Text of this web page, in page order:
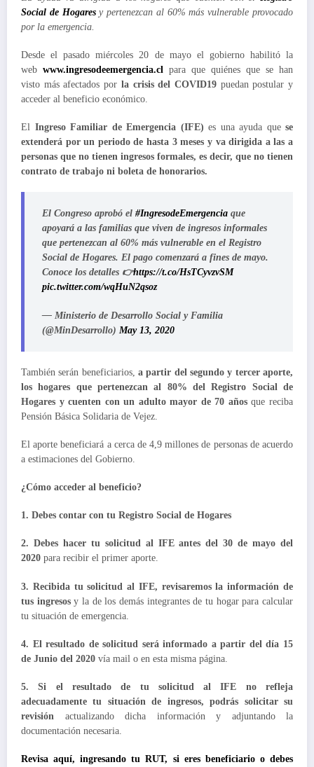
Social de Hogaresy pertenezcan al 60% más vulnerable provocado
por la emergencia.
Desde el pasado miércoles 20 de mayo el gobierno habilitó la
web www.ingresodeemergencia.cl
para que quiénes que se han
visto más afectados por la crisis del COVID19 puedan postular y
acceder al beneficio económico.
El Ingreso Familiar de Emergencia (IFE) es una ayuda que se
extenderá por un periodo de hasta 3 meses y va dirigida a las a
personas que no tienen ingresos formales, es decir, que no tienen
contrato de trabajo ni boleta de honorarios.
El Congreso aprobó el #IngresodeEmergencia que
apoyará a las familias que viven de ingresos informales
que pertenezcan al 60% más vulnerable en el Registro
Social de Hogares. El pago comenzará a fines de mayo.
Conoce los detalles 👉https://t.co/HsTCyvzvSM
pic.twitter.com/wqHuN2qsoz
— Ministerio de Desarrollo Social y Familia
(@MinDesarrollo) May 13, 2020
También serán beneficiarios, a partir del segundo y tercer aporte,
los hogares que pertenezcan al 80% del Registro Social de
Hogares y cuenten con un adulto mayor de 70 añosque reciba
Pensión Básica Solidaria de Vejez.
El aporte beneficiará a cerca de 4,9 millones de personas de acuerdo
a estimaciones del Gobierno.
¿Cómo acceder al beneficio?
1. Debes contar con tu Registro Social de Hogares
2. Debes hacer tu solicitud al IFE antes del 30 de mayo del
2020 para recibir el primer aporte.
3. Recibida tu solicitud al IFE, revisaremos la información de
tus ingresosy la de los demás integrantes de tu hogar para calcular
tu situación de emergencia.
4. El resultado de solicitud será informado a partir del día 15
de Junio del 2020 vía mail o en esta misma página.
5. Si el resultado de tu solicitud al IFE no refleja
adecuadamente tu situación de ingresos, podrás solicitar su
revisión actualizando dicha información y adjuntando la
documentación necesaria.
Revisa aquí, ingresando tu RUT, si eres beneficiario o debes